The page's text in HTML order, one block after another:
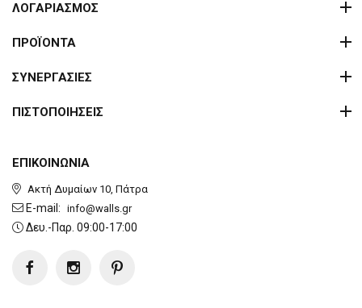
ΕΠΙΚΟΙΝΩΝΙΑ
Ακτή Δυμαίων 10, Πάτρα
E-mail: info@walls.gr
Δευ.-Παρ. 09:00-17:00
ΛΟΓΑΡΙΑΣΜΟΣ
ΠΡΟΪΟΝΤΑ
ΣΥΝΕΡΓΑΣΙΕΣ
ΠΙΣΤΟΠΟΙΗΣΕΙΣ